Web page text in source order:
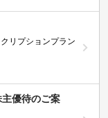
リプションプラン
主優待のご案